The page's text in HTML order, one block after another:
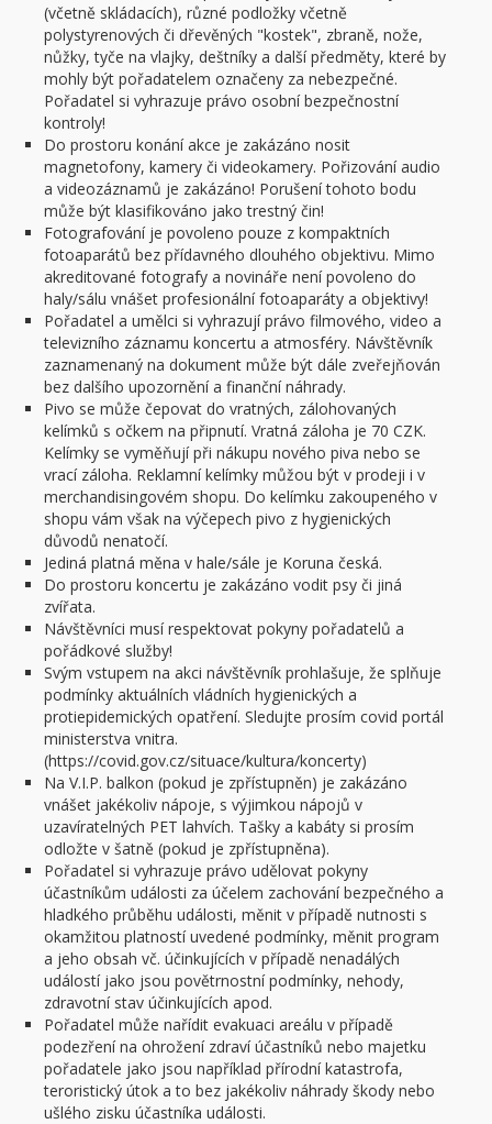
(včetně skládacích), různé podložky včetně
polystyrenových či dřevěných "kostek", zbraně, nože,
nůžky, tyče na vlajky, deštníky a další předměty, které by
mohly být pořadatelem označeny za nebezpečné.
Pořadatel si vyhrazuje právo osobní bezpečnostní
kontroly!
Do prostoru konání akce je zakázáno nosit
magnetofony, kamery či videokamery. Pořizování audio
a videozáznamů je zakázáno! Porušení tohoto bodu
může být klasifikováno jako trestný čin!
Fotografování je povoleno pouze z kompaktních
fotoaparátů bez přídavného dlouhého objektivu. Mimo
akreditované fotografy a novináře není povoleno do
haly/sálu vnášet profesionální fotoaparáty a objektivy!
Pořadatel a umělci si vyhrazují právo filmového, video a
televizního záznamu koncertu a atmosféry. Návštěvník
zaznamenaný na dokument může být dále zveřejňován
bez dalšího upozornění a finanční náhrady.
Pivo se může čepovat do vratných, zálohovaných
kelímků s očkem na připnutí. Vratná záloha je 70 CZK.
Kelímky se vyměňují při nákupu nového piva nebo se
vrací záloha. Reklamní kelímky můžou být v prodeji i v
merchandisingovém shopu. Do kelímku zakoupeného v
shopu vám však na výčepech pivo z hygienických
důvodů nenatočí.
Jediná platná měna v hale/sále je Koruna česká.
Do prostoru koncertu je zakázáno vodit psy či jiná
zvířata.
Návštěvníci musí respektovat pokyny pořadatelů a
pořádkové služby!
Svým vstupem na akci návštěvník prohlašuje, že splňuje
podmínky aktuálních vládních hygienických a
protiepidemických opatření. Sledujte prosím covid portál
ministerstva vnitra.
(https://covid.gov.cz/situace/kultura/koncerty)
Na V.I.P. balkon (pokud je zpřístupněn) je zakázáno
vnášet jakékoliv nápoje, s výjimkou nápojů v
uzavíratelných PET lahvích. Tašky a kabáty si prosím
odložte v šatně (pokud je zpřístupněna).
Pořadatel si vyhrazuje právo udělovat pokyny
účastníkům události za účelem zachování bezpečného a
hladkého průběhu události, měnit v případě nutnosti s
okamžitou platností uvedené podmínky, měnit program
a jeho obsah vč. účinkujících v případě nenadálých
událostí jako jsou povětrnostní podmínky, nehody,
zdravotní stav účinkujících apod.
Pořadatel může nařídit evakuaci areálu v případě
podezření na ohrožení zdraví účastníků nebo majetku
pořadatele jako jsou například přírodní katastrofa,
teroristický útok a to bez jakékoliv náhrady škody nebo
ušlého zisku účastníka události.